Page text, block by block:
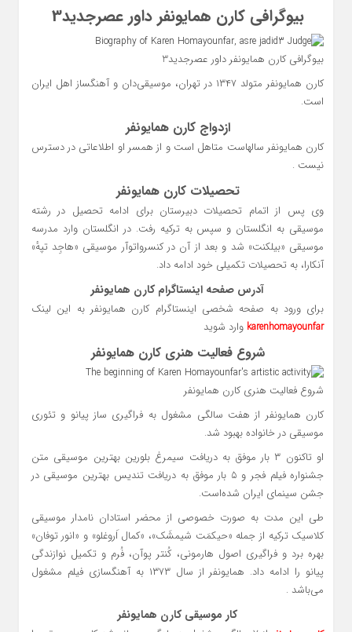
بیوگرافی کارن همایونفر داور عصرجدید3
بیوگرافی کارن همایونفر داور عصرجدید3
کارن همایونفر متولد ۱۳۴۷ در تهران، موسیقی‌دان و آهنگساز اهل ایران
است.
ازدواج کارن همایونفر
کارن همایونفر سالهاست متاهل است و از همسر او اطلاعاتی در دسترس
نیست .
تحصیلات کارن همایونفر
وی پس از اتمام تحصیلات دبیرستان برای ادامه تحصیل در رشته
موسیقی به انگلستان و سپس به ترکیه رفت. در انگلستان وارد مدرسه
موسیقی «بیلکنت» شد و بعد از آن در کنسرواتوآر موسیقی «هاجِد تپهٔ»
آنکارا، به تحصیلات تکمیلی خود ادامه داد.
آدرس صفحه اینستاگرام کارن همایونفر
برای ورود به صفحه شخصی اینستاگرام کارن همایونفر به این لینک
karenhomayounfar وارد شوید
شروع فعالیت هنری کارن همایونفر
شروع فعالیت هنری کارن همایونفر
کارن همایونفر از هفت سالگی مشغول به فراگیری ساز پیانو و تئوری
موسیقی در خانواده بهبود شد.
او تاکنون ۳ بار موفق به دریافت سیمرغ بلورین بهترین موسیقی متن
جشنواره فیلم فجر و ۵ بار موفق به دریافت تندیس بهترین موسیقی در
جشن سینمای ایران شده‌است.
طی این مدت به صورت خصوصی از محضر استادان نامدار موسیقی
کلاسیک ترکیه از جمله «حیکمَت شیمشَک»، «کمال اَروغلو» و «انور توفان»
بهره برد و فراگیری اصول هارمونی، کُنتر پوآن، فُرم و تکمیل نوازندگی
پیانو را ادامه داد. همایونفر از سال ۱۳۷۳ به آهنگسازی فیلم مشغول
می‌باشد .
کار موسیقی کارن همایونفر